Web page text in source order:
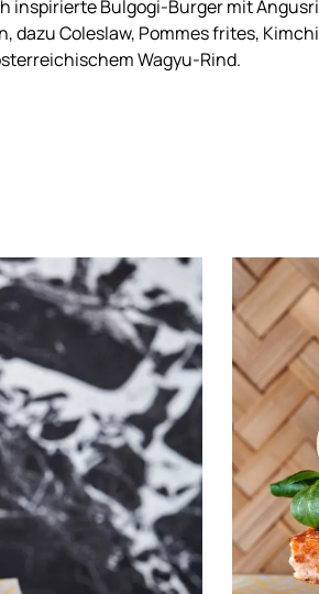
inspirierte Bulgogi-Burger mit
Coleslaw, Pommes frites,
Wagyu-Rind.